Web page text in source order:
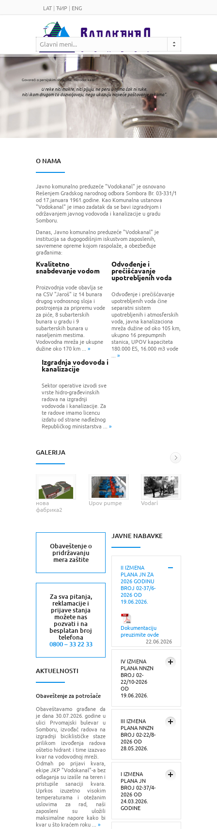
LAT | ЋИР | ENG
Glavni meni...
Govoreći o persijskim običajima, Herodot kaže:
U reke niti mokre, niti pljuju, ne peru u njima čak ni ruke,
niti ikom drugom to dozvoljavaju, nego ukazuju najveće poštovanje rekama".
O NAMA
Javno komunalno preduzeće "Vodokanal" je osnovano
Rešenjem Gradskog narodnog odbora Sombora Br. 03-331/1
od 17.januara 1961.godine. Kao Komunalna ustanova
"Vodokanal" je imao zadatak da se bavi izgradnjom i
održavanjem javnog vodovoda i kanalizacije u gradu
Somboru.
Danas, Javno komunalno preduzeće "Vodokanal" je
institucija sa dugogodišnjim iskustvom zaposlenih,
savremene opreme kojom raspolaže, a obezbeđuje
građanima:
Kvalitetno
snabdevanje vodom
Proizvodnja vode obavlja se
na CSV "Jaroš" iz 14 bunara
drugog vodnosnog sloja i
postrojenja za pripremu vode
za piće, 8 subarterskih
bunara u gradu i 9
subarterskih bunara u
naseljenim mestima.
Vodovodna mreža je ukupne
dužine oko 170 km ... »
Odvođenje i
prečišćavanje
upotrebljenih voda
Odvođenje i prečišćavanje
upotrebljenih voda čine
separatni sistem
upotrebljenih i atmosferskih
voda, javna kanalizaciona
mreža dužine od oko 105 km,
ukupno 16 prepumpnih
stanica, UPOV kapaciteta
180.000 ES, 16.000 m3 vode
»
Izgradnja vodovoda i
kanalizacije
Sektor operative izvodi sve
vrste hidro-građevinskih
radova na izgradnji
vodovoda i kanalizacije. Za
te radove imamo licencu
izdatu od strane nadležnog
Republičkog ministarstva ... »
GALERIJA
нова
фабрика2
Upov pumpe Vodari
Obaveštenje o
pridržavanju
mera zaštite
Za sva pitanja,
reklamacije i
prijave stanja
možete nas
pozvati i na
besplatan broj
telefona
0800 – 33 22 33
AKTUELNOSTI
Obaveštenje za potrošače
Obaveštavamo građane da
je dana 30.07.2026. godine u
ulici Prvomajski bulevar u
Somboru, izvođač radova na
izgradnji biciklističke staze
prilikom izvođenja radova
oštetio hidrant i time izazvao
kvar na vodovodnoj mreži.
Odmah po prijavi kvara,
ekipe JKP "Vodokanal"-a bez
odlaganja su izašle na teren i
pristupile sanaciji kvara.
Uprkos izuzetno visokim
temperaturama i otežanim
uslovima za rad, naši
zaposleni su uložili
maksimalne napore kako bi
kvar u što kraćem roku ... »
JAVNE NABAVKE
II IZMENA
PLANA JN ZA
2026 GODINU
BROJ 02-37/6-
2026 OD
19.06.2026.
Dokumentaciju
preuzimite ovde
22.06.2026
IV IZMENA
PLANA NNZN
BROJ 02-
22/10-2026
OD
19.06.2026.
III IZMENA
PLANA NNZN
BROJ 02-22/8-
2026 OD
28.05.2026.
I IZMENA
PLANA JN
BROJ 02-37/4-
2026 OD
24.03.2026.
GODINE